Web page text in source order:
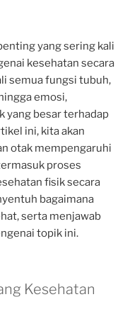
yang sering kali
kesehatan secara
semua fungsi tubuh,
emosi,
yang besar terhadap
ini, kita akan
otak mempengaruhi
proses
fisik secara
bagaimana
serta menjawab
topik ini.
Kesehatan